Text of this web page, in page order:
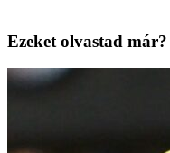
Ezeket olvastad már?